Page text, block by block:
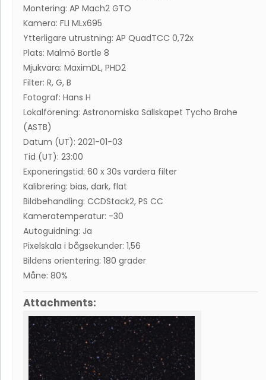
Montering: AP Mach2 GTO
Kamera: FLI MLx695
Ytterligare utrustning: AP QuadTCC 0,72x
Plats: Malmö Bortle 8
Mjukvara: MaximDL, PHD2
Filter: R, G, B
Fotograf: Hans H
Lokalförening: Astronomiska Sällskapet Tycho Brahe
(ASTB)
Datum (UT): 2021-01-03
Tid (UT): 23:00
Exponeringstid: 60 x 30s vardera filter
Kalibrering: bias, dark, flat
Bildbehandling: CCDStack2, PS CC
Kameratemperatur: -30
Autoguidning: Ja
Pixelskala i bågsekunder: 1,56
Bildens orientering: 180 grader
Måne: 80%
Attachments: